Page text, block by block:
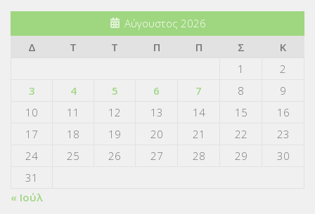
Αύγουστος 2026
Δ
Τ Τ Π Π Σ
Κ
1
2
3
4 5 6 7 8
9
10
11 12 13 14 15
16
17
18 19 20 21 22
23
24
25 26 27 28 29
30
31
« Ιούλ